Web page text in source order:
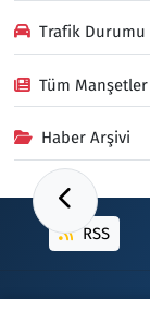
Trafik Durumu
Tüm Manşetler
Haber Arşivi
RSS